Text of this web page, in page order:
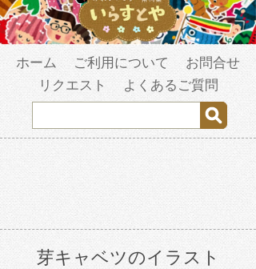
ホーム ご利用について
お問合せ
リクエスト
よくあるご質問
芽キャベツのイラスト